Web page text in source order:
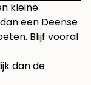
kleine
een Deense
Blijf vooral
dan de